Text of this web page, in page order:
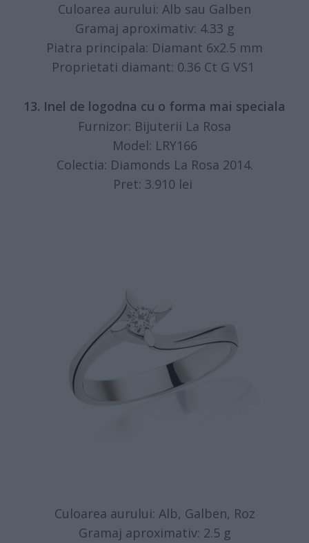
Culoarea aurului: Alb sau Galben
Gramaj aproximativ: 4.33 g
Piatra principala: Diamant 6x2.5 mm
Proprietati diamant: 0.36 Ct G VS1
13. Inel de logodna cu o forma mai speciala
Furnizor: Bijuterii La Rosa
Model: LRY166
Colectia: Diamonds La Rosa 2014.
Pret: 3.910 lei
Culoarea aurului: Alb, Galben, Roz
Gramaj aproximativ: 2.5 g